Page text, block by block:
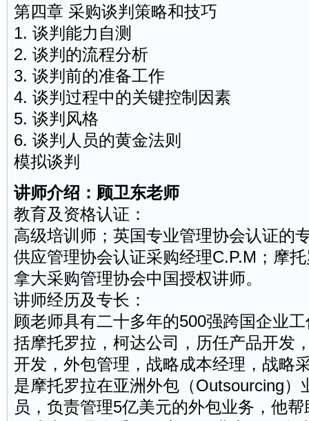
第四章 采购谈判策略和技巧
1. 谈判能力自测
2. 谈判的流程分析
3. 谈判前的准备工作
4. 谈判过程中的关键控制因素
5. 谈判风格
6. 谈判人员的黄金法则
模拟谈判
讲师介绍：顾卫东老师
教育及资格认证：
高级培训师 ；英国专业管理协会认证的
供应管理协会认证采购经理C.P.M；摩
拿大采购管理协会中国授权讲师。
讲师经历及专长：
顾老师具有二十多年的500强跨国企业
括摩托罗拉，柯达公司，历任产品开发
开发，外包管理，战略成本经理，战略
是摩托罗拉在亚洲外包（Outsourcing）
员，负责管理5亿美元的外包业务，他